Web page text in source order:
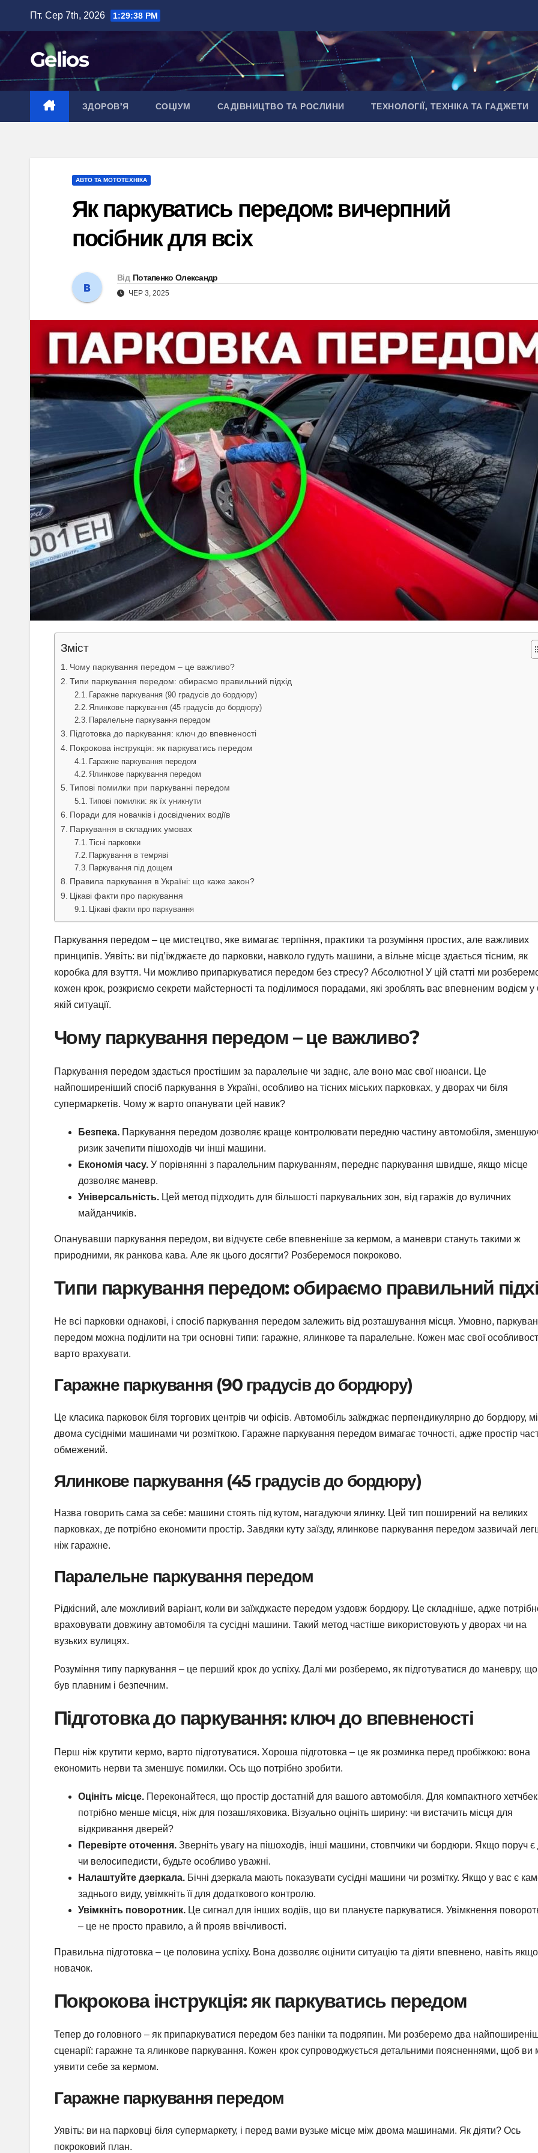
вмісту
Пт. Сер 7th, 2026 1:29:40 PM
Gelios
ЗДОРОВ’Я СОЦІУМ САДІВНИЦТВО ТА РОСЛИНИ ТЕХНОЛОГІЇ, ТЕХНІКА ТА ГАДЖЕТИ
АВТО ТА МОТОТЕХНІКА
Як паркуватись передом: вичерпний
посібник для всіх
Від Потапенко Олександр
ЧЕР 3, 2025
Зміст
Чому паркування передом – це важливо?
Типи паркування передом: обираємо правильний підхід
Гаражне паркування (90 градусів до бордюру)
Ялинкове паркування (45 градусів до бордюру)
Паралельне паркування передом
Підготовка до паркування: ключ до впевненості
Покрокова інструкція: як паркуватись передом
Гаражне паркування передом
Ялинкове паркування передом
Типові помилки при паркуванні передом
Типові помилки: як їх уникнути
Поради для новачків і досвідчених водіїв
Паркування в складних умовах
Тісні парковки
Паркування в темряві
Паркування під дощем
Правила паркування в Україні: що каже закон?
Цікаві факти про паркування
Цікаві факти про паркування
Паркування передом – це мистецтво, яке вимагає терпіння, практики та розуміння простих, але важливих
принципів. Уявіть: ви під’їжджаєте до парковки, навколо гудуть машини, а вільне місце здається тісним, як
коробка для взуття. Чи можливо припаркуватися передом без стресу? Абсолютно! У цій статті ми
кожен крок, розкриємо секрети майстерності та поділимося порадами, які зроблять вас впевненим водієм у
якій ситуації.
Чому паркування передом – це важливо?
Паркування передом здається простішим за паралельне чи заднє, але воно має свої нюанси. Це
найпоширеніший спосіб паркування в Україні, особливо на тісних міських парковках, у дворах чи біля
супермаркетів. Чому ж варто опанувати цей навик?
Безпека. Паркування передом дозволяє краще контролювати передню частину автомобіля,
ризик зачепити пішоходів чи інші машини.
Економія часу. У порівнянні з паралельним паркуванням, переднє паркування швидше, якщо місце
дозволяє маневр.
Універсальність. Цей метод підходить для більшості паркувальних зон, від гаражів до вуличних
майданчиків.
Опанувавши паркування передом, ви відчуєте себе впевненіше за кермом, а маневри стануть такими ж
природними, як ранкова кава. Але як цього досягти? Розберемося покроково.
Типи паркування передом: обираємо правильний
Не всі парковки однакові, і спосіб паркування передом залежить від розташування місця. Умовно,
передом можна поділити на три основні типи: гаражне, ялинкове та паралельне. Кожен має свої
варто врахувати.
Гаражне паркування (90 градусів до бордюру)
Це класика парковок біля торгових центрів чи офісів. Автомобіль заїжджає перпендикулярно до бордюру,
двома сусідніми машинами чи розміткою. Гаражне паркування передом вимагає точності, адже простір
обмежений.
Ялинкове паркування (45 градусів до бордюру)
Назва говорить сама за себе: машини стоять під кутом, нагадуючи ялинку. Цей тип поширений на великих
парковках, де потрібно економити простір. Завдяки куту заїзду, ялинкове паркування передом зазвичай
ніж гаражне.
Паралельне паркування передом
Рідкісний, але можливий варіант, коли ви заїжджаєте передом уздовж бордюру. Це складніше, адже
враховувати довжину автомобіля та сусідні машини. Такий метод частіше використовують у дворах чи на
вузьких вулицях.
Розуміння типу паркування – це перший крок до успіху. Далі ми розберемо, як підготуватися до маневру,
був плавним і безпечним.
Підготовка до паркування: ключ до впевненості
Перш ніж крутити кермо, варто підготуватися. Хороша підготовка – це як розминка перед пробіжкою: вона
економить нерви та зменшує помилки. Ось що потрібно зробити.
Оцініть місце. Переконайтеся, що простір достатній для вашого автомобіля. Для компактного
потрібно менше місця, ніж для позашляховика. Візуально оцініть ширину: чи вистачить місця для
відкривання дверей?
Перевірте оточення. Зверніть увагу на пішоходів, інші машини, стовпчики чи бордюри. Якщо поруч є
чи велосипедисти, будьте особливо уважні.
Налаштуйте дзеркала. Бічні дзеркала мають показувати сусідні машини чи розмітку. Якщо у вас є
заднього виду, увімкніть її для додаткового контролю.
Увімкніть поворотник. Це сигнал для інших водіїв, що ви плануєте паркуватися. Увімкнення
– це не просто правило, а й прояв ввічливості.
Правильна підготовка – це половина успіху. Вона дозволяє оцінити ситуацію та діяти впевнено, навіть
новачок.
Покрокова інструкція: як паркуватись передом
Тепер до головного – як припаркуватися передом без паніки та подряпин. Ми розберемо два
сценарії: гаражне та ялинкове паркування. Кожен крок супроводжується детальними поясненнями, щоб ви
уявити себе за кермом.
Гаражне паркування передом
Уявіть: ви на парковці біля супермаркету, і перед вами вузьке місце між двома машинами. Як діяти? Ось
покроковий план.